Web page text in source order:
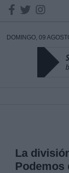
DOMINGO, 09
La
Podemos
DATOS